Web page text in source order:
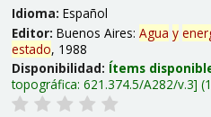
Idioma: Español
Editor: Buenos Aires: Agua y
estado, 1988
Disponibilidad: Ítems
topográfica: 621.374.5/A282/v.3